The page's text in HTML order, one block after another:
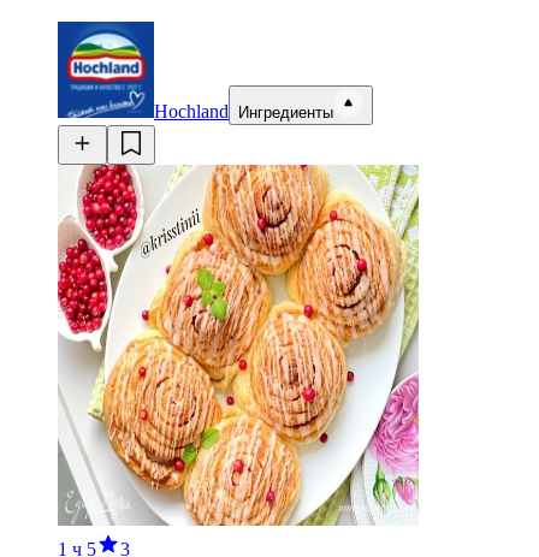
Hochland Ингредиенты
1 ч 5 3